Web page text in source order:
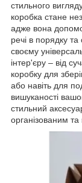
стильного
коробка стане
адже вона
речі в порядку
своєму
інтер'єру – від
коробку для
або навіть для
вишуканості
стильний
організованим